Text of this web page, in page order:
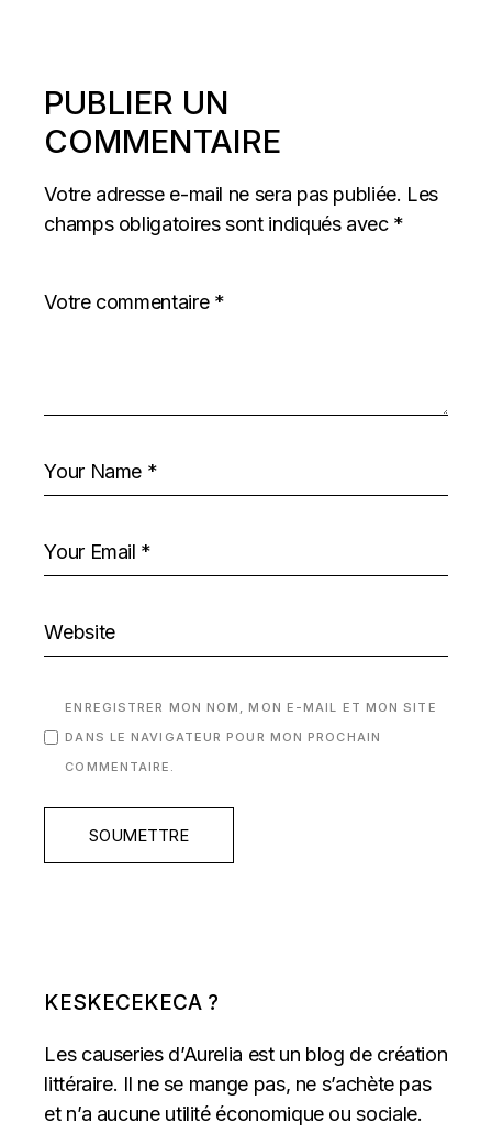
PUBLIER UN
COMMENTAIRE
Votre adresse e-mail ne sera pas publiée. Les
champs obligatoires sont indiqués avec *
ENREGISTRER MON NOM, MON E-MAIL ET MON SITE
DANS LE NAVIGATEUR POUR MON PROCHAIN
COMMENTAIRE.
SOUMETTRE
KESKECEKECA ?
Les causeries d’Aurelia est un blog de création
littéraire. Il ne se mange pas, ne s’achète pas
et n’a aucune utilité économique ou sociale.